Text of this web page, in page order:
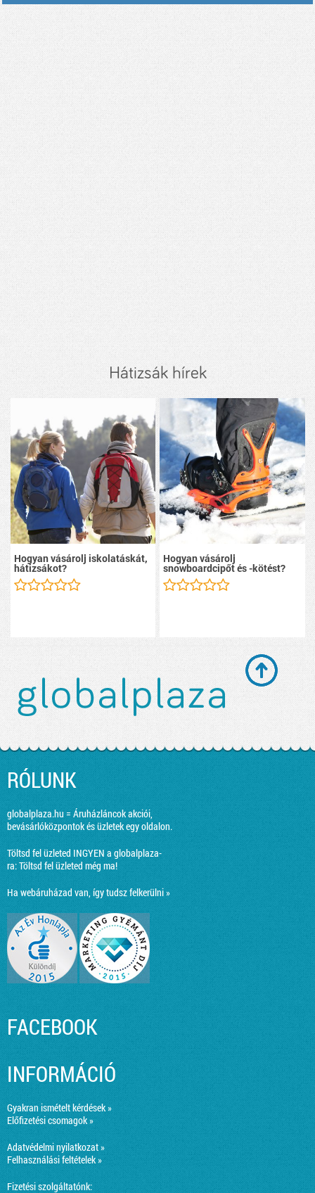
Hátizsák hírek
Hogyan vásárolj iskolatáskát,
hátizsákot?
Hogyan vásárolj
snowboardcipőt és -kötést?
RÓLUNK
globalplaza.hu = Áruházláncok akciói,
bevásárlóközpontok és üzletek egy oldalon.
Töltsd fel üzleted INGYEN a globalplaza-
ra:Töltsd fel üzleted még ma!
Ha webáruházad van, így tudsz felkerülni »
FACEBOOK
INFORMÁCIÓ
Gyakran ismételt kérdések »
Előfizetési csomagok »
Adatvédelmi nyilatkozat »
Felhasználási feltételek »
Fizetési szolgáltatónk: